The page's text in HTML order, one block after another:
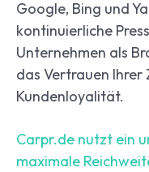
Google, Bing und
kontinuierliche
Unternehmen als
das Vertrauen
Kundenloyalität.
Carpr.de nutzt ein
maximale